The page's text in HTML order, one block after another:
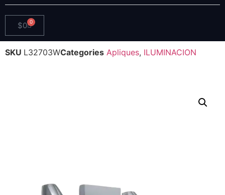
$0 0
SKU L32703WCategories Apliques, ILUMINACION